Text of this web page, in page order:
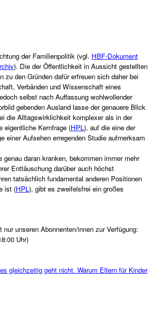
der Familienpolitik (vgl. HBF-Dokument
). Die der Öffentlichkeit in Aussicht gestellten
zu den Gründen dafür erfreuen sich daher bei
Verbänden und Wissenschaft eines
selbst nach Auffassung wohlwollender
gebenden Ausland lasse der genauere Blick
die Alltagswirklichkeit komplexer als in der
eigentliche Kernfrage (HPL ), auf die eine der
einer Aufsehen erregenden Studie aufmerksam
daran kranken, bekommen immer mehr
Enttäuschung darüber auch höchst
tatsächlich fundamental anderen Positionen
ist (HPL ), gibt es zweifelsfrei ein großes
nur unseren Abonnenten/innen zur Verfügung:
Uhr)
gleichzeitig geht nicht. Warum Eltern für Kinder